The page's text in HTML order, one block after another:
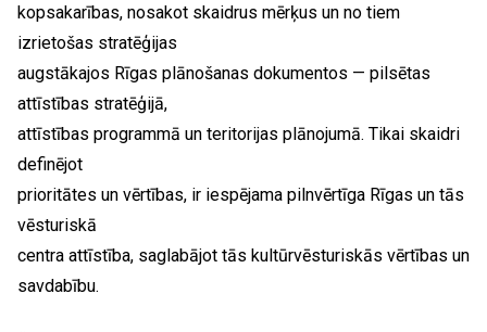
kopsakarības, nosakot skaidrus mērķus un no tiem
izrietošas stratēģijas
augstākajos Rīgas plānošanas dokumentos — pilsētas
attīstības stratēģijā,
attīstības programmā un teritorijas plānojumā. Tikai skaidri
definējot
prioritātes un vērtības, ir iespējama pilnvērtīga Rīgas un tās
vēsturiskā
centra attīstība, saglabājot tās kultūrvēsturiskās vērtības un
savdabību.